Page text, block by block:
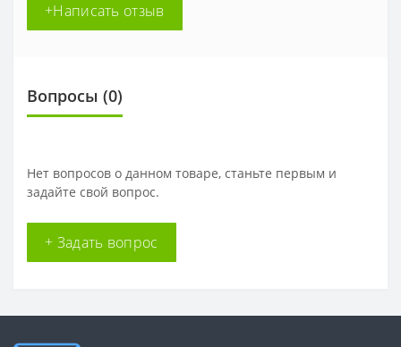
+Написать отзыв
Вопросы (0)
Нет вопросов о данном товаре, станьте первым и
задайте свой вопрос.
+ Задать вопрос